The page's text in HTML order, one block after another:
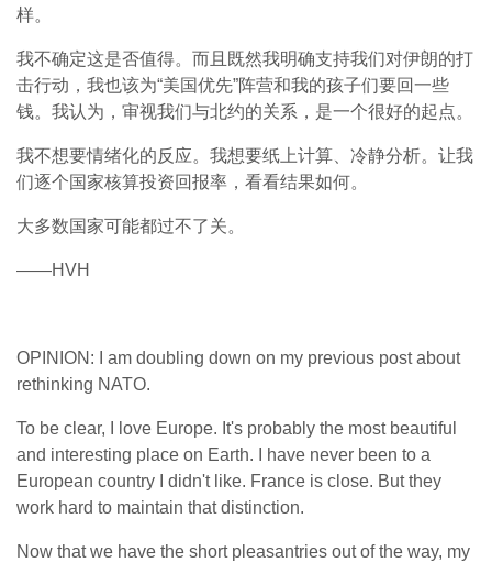
样。
我不确定这是否值得。而且既然我明确支持我们对伊朗的打
击行动，我也该为“美国优先”阵营和我的孩子们要回一些
钱。我认为，审视我们与北约的关系，是一个很好的起点。
我不想要情绪化的反应。我想要纸上计算、冷静分析。让我
们逐个国家核算投资回报率，看看结果如何。
大多数国家可能都过不了关。
——HVH
OPINION: I am doubling down on my previous post about
rethinking NATO.
To be clear, I love Europe. It's probably the most beautiful
and interesting place on Earth. I have never been to a
European country I didn't like. France is close. But they
work hard to maintain that distinction.
Now that we have the short pleasantries out of the way, my